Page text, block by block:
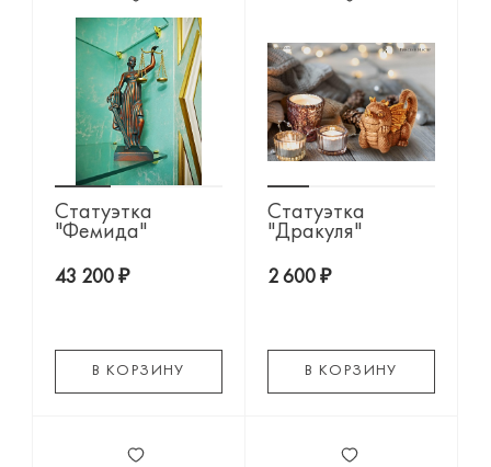
Статуэтка
"Фемида"
43 200 ₽
В КОРЗИНУ
Статуэтка
"Дракуля"
2 600 ₽
В КОРЗИНУ